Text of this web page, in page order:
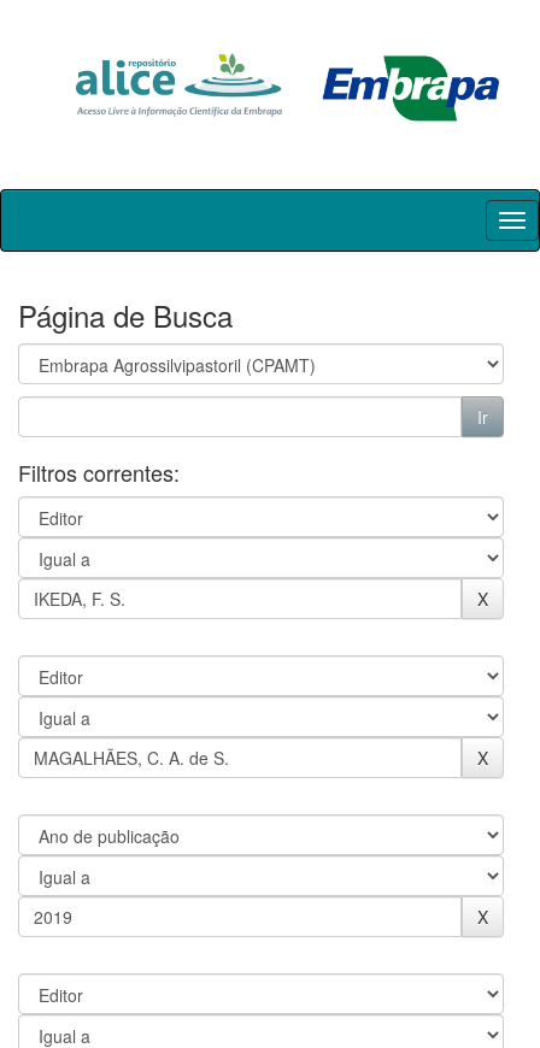
Skip
Página de Busca
Filtros correntes: